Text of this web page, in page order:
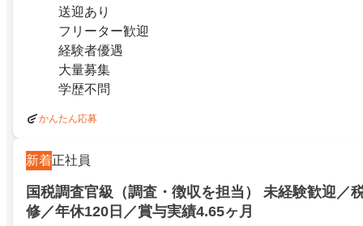
送迎あり
フリーター歓迎
経験者優遇
大量募集
学歴不問
かんたん応募
新着正社員
国税調査官級（調査・徴収を担当） 未経験歓迎／
修／年休120日／賞与実績4.65ヶ月